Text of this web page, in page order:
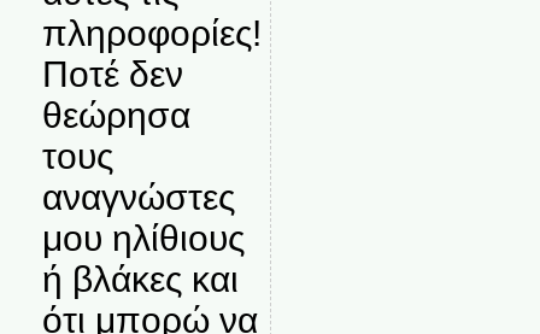
πληροφορίες!
Ποτέ δεν
θεώρησα
τους
αναγνώστες
μου ηλίθιους
ή βλάκες και
ότι μπορώ να